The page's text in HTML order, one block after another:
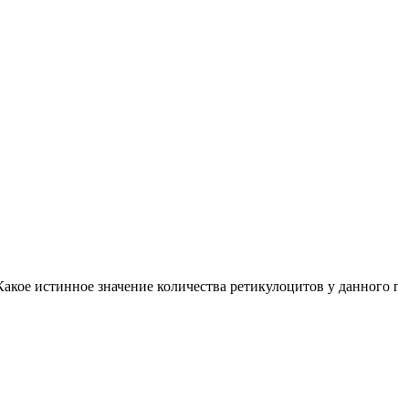
истинное значение количества ретикулоцитов у данного